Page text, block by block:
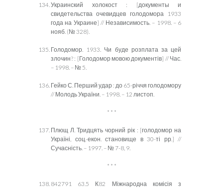
Украинский холокост : [документы и
свидетельства очевидцев голодомора 1933
года на Украине] // Независимость. – 1998. – 6
нояб. (№ 328).
Голодомор. 1933. Чи буде розплата за цей
злочин? : [Голодомор мовою документів] // Час.
– 1998. – № 5.
Гейко С. Перший удар : до 65-річчя голодомору
// Молодь України. – 1998. – 12 листоп.
* * *
Плющ Л. Тридцять чорний рік : [голодомор на
Україні, соц.-екон. становище в 30-ті рр.] //
Сучасність. – 1997. – № 7-8, 9.
* * *
842791 63.5 К82 Міжнародна комісія з